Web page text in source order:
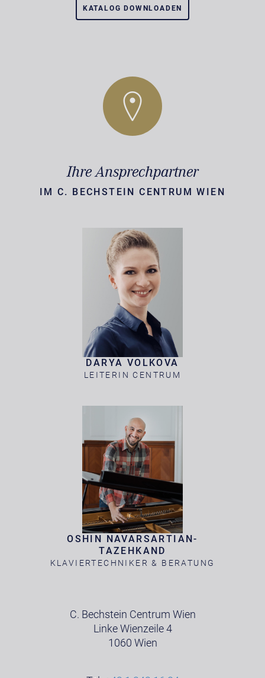
KATALOG DOWNLOADEN
Ihre Ansprechpartner
IM C. BECHSTEIN CENTRUM WIEN
DARYA VOLKOVA
LEITERIN CENTRUM
OSHIN NAVARSARTIAN-
TAZEHKAND
KLAVIERTECHNIKER & BERATUNG
C. Bechstein Centrum Wien
Linke Wienzeile 4
1060 Wien